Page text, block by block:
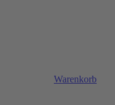
Warenkorb